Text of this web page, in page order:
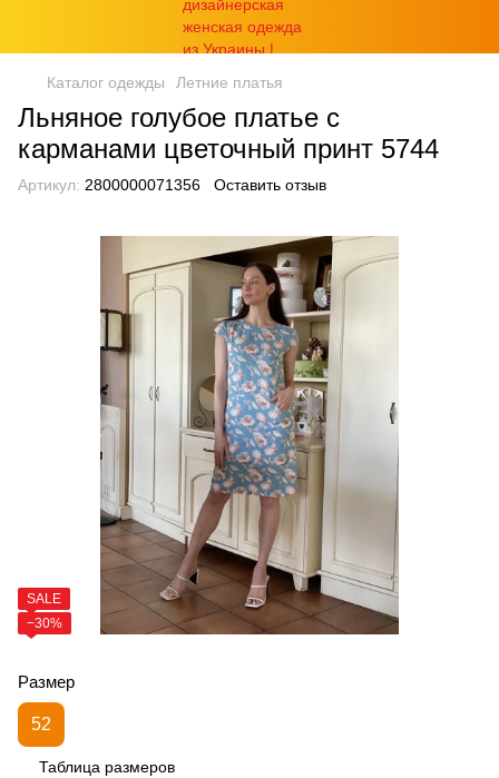
Каталог одежды Летние платья
Льняное голубое платье с
карманами цветочный принт 5744
Артикул: 2800000071356 Оставить отзыв
SALE
−30%
Размер
52
Таблица размеров